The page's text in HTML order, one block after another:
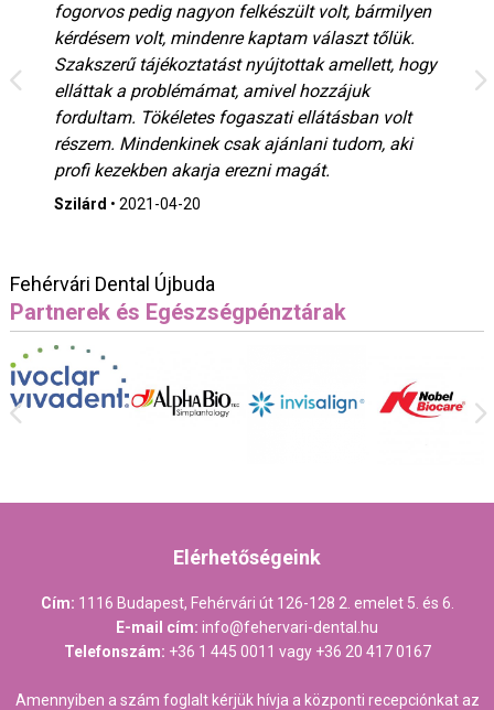
fogorvos pedig nagyon felkészült volt, bármilyen
kérdésem volt, mindenre kaptam választ tőlük.
Szakszerű tájékoztatást nyújtottak amellett, hogy
elláttak a problémámat, amivel hozzájuk
fordultam. Tökéletes fogaszati ellátásban volt
részem. Mindenkinek csak ajánlani tudom, aki
profi kezekben akarja erezni magát.
Szilárd • 2021-04-20
Fehérvári Dental Újbuda
Partnerek és Egészségpénztárak
Elérhetőségeink
Cím: 1116 Budapest, Fehérvári út 126-128 2. emelet 5. és 6.
E-mail cím: info@fehervari-dental.hu
Telefonszám: +36 1 445 0011 vagy +36 20 417 0167
Amennyiben a szám foglalt kérjük hívja a központi recepciónkat az